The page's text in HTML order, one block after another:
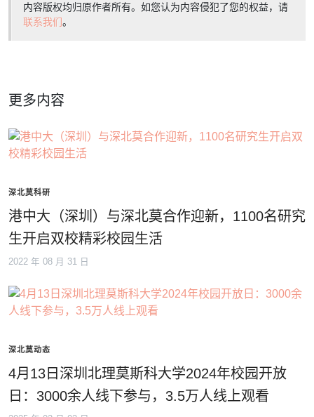
内容版权均归原作者所有。如您认为内容侵犯了您的权益，请
联系我们。
更多内容
深北莫科研
港中大（深圳）与深北莫合作迎新，1100名研究
生开启双校精彩校园生活
2022 年 08 月 31 日
深北莫动态
4月13日深圳北理莫斯科大学2024年校园开放
日：3000余人线下参与，3.5万人线上观看